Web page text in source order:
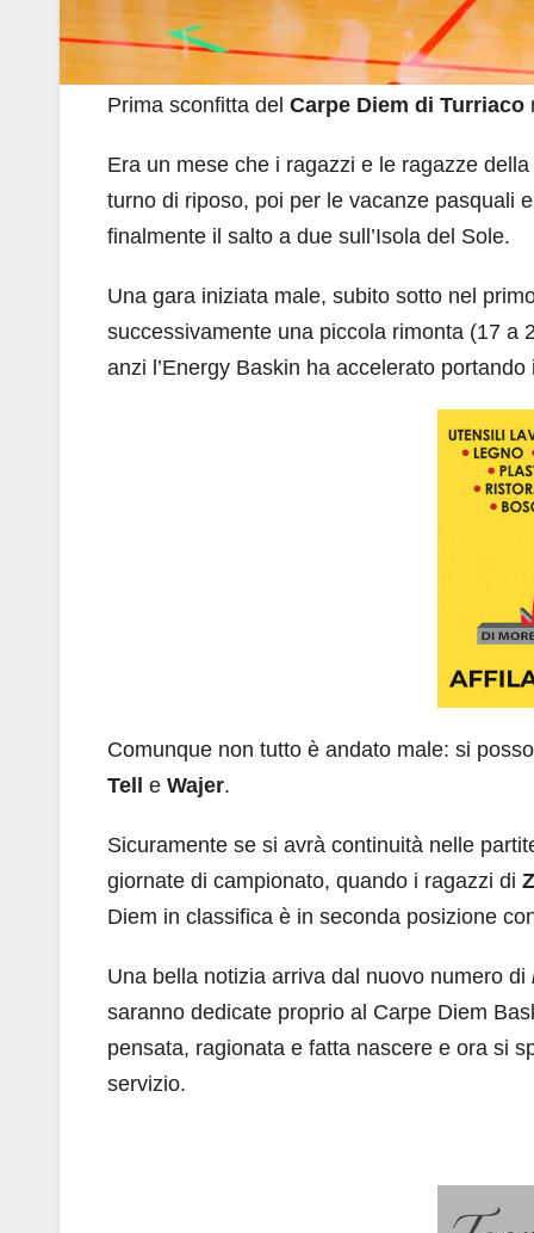
Prima sconfitta del Carpe Diem di Turriaco
Era un mese che i ragazzi e le ragazze
turno di riposo, poi per le vacanze pasquali
finalmente il salto a due sull’Isola del Sole.
Una gara iniziata male, subito sotto nel
successivamente una piccola rimonta (17 a
anzi l’Energy Baskin ha accelerato
Comunque non tutto è andato male: si
Tell
e Wajer.
Sicuramente se si avrà continuità nelle
giornate di campionato, quando i ragazzi di
Diem in classifica è in seconda posizione
Una bella notizia arriva dal nuovo numero di
saranno dedicate proprio al Carpe Diem
pensata, ragionata e fatta nascere e ora si
servizio.